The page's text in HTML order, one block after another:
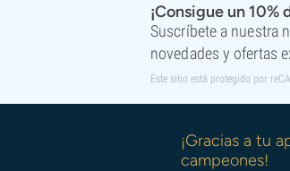
¡Consigue un
Suscríbete a nuestra
novedades y ofertas
Este sitio está protegido por
¡Gracias a tu
campeones!